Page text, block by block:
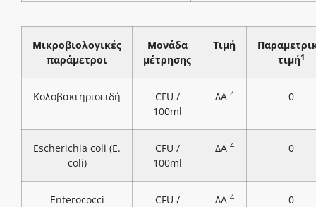
Μικροβιολογικές
παράμετροι
Μονάδα
μέτρησης
Τιμή
τιμή1
Κολοβακτηριοειδή
CFU /
100ml
ΔΑ 4 0
Escherichia coli (E.
coli)
CFU /
100ml
ΔΑ 4 0
Enterococci
CFU /
ΔΑ 4 0